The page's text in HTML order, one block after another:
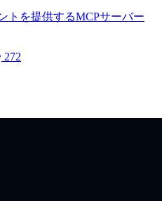
トを提供するMCPサーバー
272